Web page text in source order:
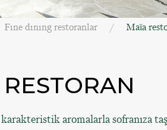
Fıne dınıng restoranlar Maïa
aromalarla sofranıza